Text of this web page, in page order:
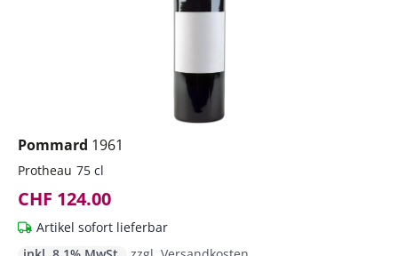
Pommard 1961
Protheau 75 cl
CHF 124.00
Artikel sofort lieferbar